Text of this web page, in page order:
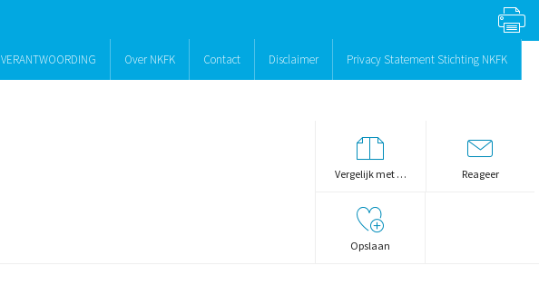
VERANTWOORDING Over NKFK Contact Disclaimer Privacy Statement Stichting NKFK
Vergelijk met … Reageer
Opslaan